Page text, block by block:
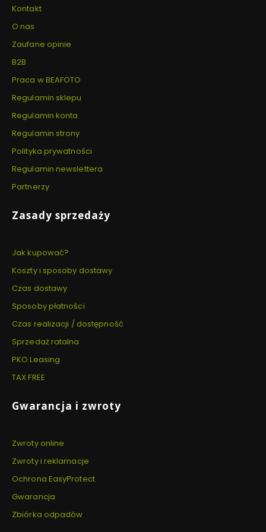
Kontakt
O nas
Zaufane opinie
B2B
Praca w BEAFOTO
Regulamin sklepu
Regulamin konta
Regulamin strony
Polityka prywatności
Regulamin newslettera
Partnerzy
Zasady sprzedaży
Jak kupować?
Koszty i sposoby dostawy
Czas dostawy
Sposoby płatności
Czas realizacji / dostępność
Sprzedaż ratalna
PKO Leasing
TAX FREE
Gwarancja i zwroty
Zwroty online
Zwroty i reklamacje
Ochrona EasyProtect
Gwarancja
Zbiórka odpadów